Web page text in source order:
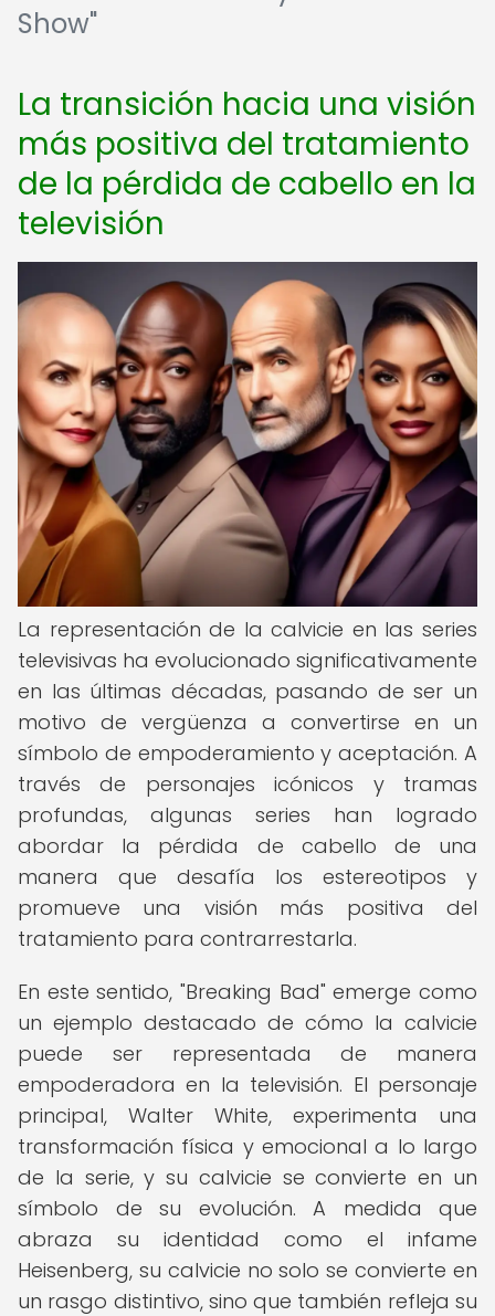
Show"
La transición hacia una visión
más positiva del tratamiento
de la pérdida de cabello en la
televisión
La representación de la calvicie en las series
televisivas ha evolucionado significativamente
en las últimas décadas, pasando de ser un
motivo de vergüenza a convertirse en un
símbolo de empoderamiento y aceptación. A
través de personajes icónicos y tramas
profundas, algunas series han logrado
abordar la pérdida de cabello de una
manera que desafía los estereotipos y
promueve una visión más positiva del
tratamiento para contrarrestarla.
En este sentido, "Breaking Bad" emerge como
un ejemplo destacado de cómo la calvicie
puede ser representada de manera
empoderadora en la televisión. El personaje
principal, Walter White, experimenta una
transformación física y emocional a lo largo
de la serie, y su calvicie se convierte en un
símbolo de su evolución. A medida que
abraza su identidad como el infame
Heisenberg, su calvicie no solo se convierte en
un rasgo distintivo, sino que también refleja su